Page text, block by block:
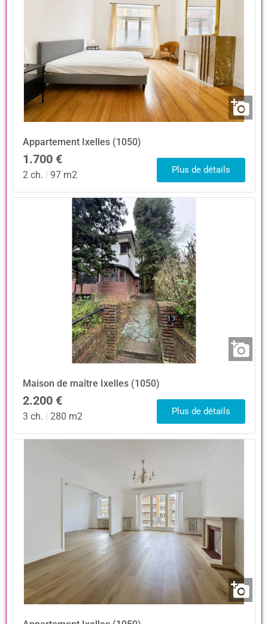
Appartement Ixelles (1050)
1.700 €
2 ch. 97 m2 Plus de détails
Maison de maître Ixelles (1050)
2.200 €
3 ch. | 280 m2 Plus de détails